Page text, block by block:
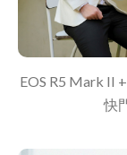
EOS R5 Mark II
快